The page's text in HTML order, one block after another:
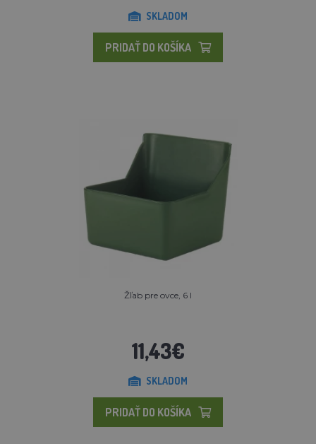
SKLADOM
PRIDAŤ DO KOŠÍKA
Žľab pre ovce, 6 l
11,43€
SKLADOM
PRIDAŤ DO KOŠÍKA